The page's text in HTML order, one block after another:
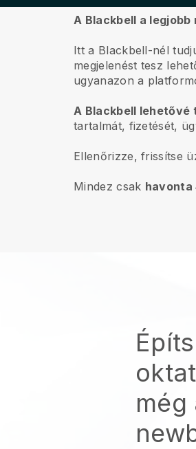
A Blackbell a
Itt a Blackbell-nél
megjelenést tesz
ugyanazon a
A Blackbell
tartalmát, fizetését,
Ellenőrizze, frissítse
Mindez csak havonta